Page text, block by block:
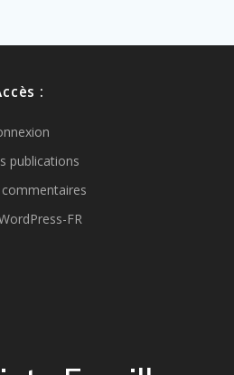
:
publications
commentaires
FR